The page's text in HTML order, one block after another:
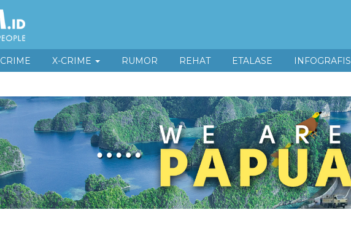
CRIME X-CRIME RUMOR REHAT ETALASE INFOGRAFIS